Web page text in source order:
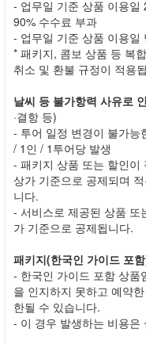
- 업무일 기준 상품 이용일
90% 수수료 부과
- 업무일 기준 상품 이용일
* 패키지, 콤보 상품 등 복
취소 및 환불 규정이 적용
날씨 등 불가항력 사유로
·결항 등)
- 투어 일정 변경이 불가능
/ 1인 / 1투어당 발생
- 패키지 상품 또는 할인이
상가 기준으로 공제되며
니다.
- 서비스로 제공된 상품 또
가 기준으로 공제됩니다.
패키지(한국인 가이드 포
- 한국인 가이드 포함 상품
을 인지하지 못하고 예약
한될 수 있습니다.
- 이 경우 발생하는 비용은